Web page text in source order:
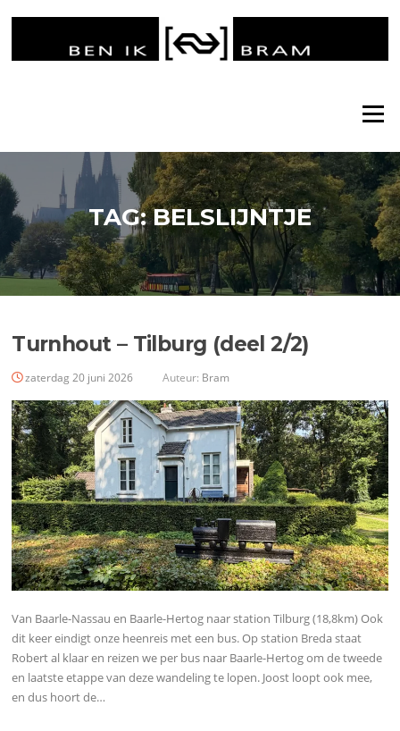
Menu
TAG:BELSLIJNTJE
Turnhout – Tilburg (deel 2/2)
zaterdag 20 juni 2026 Auteur: Bram
Van Baarle-Nassau en Baarle-Hertog naar station Tilburg (18,8km) Ook
dit keer eindigt onze heenreis met een bus. Op station Breda staat
Robert al klaar en reizen we per bus naar Baarle-Hertog om de tweede
en laatste etappe van deze wandeling te lopen. Joost loopt ook mee,
en dus hoort de…